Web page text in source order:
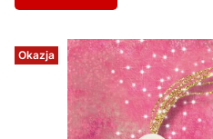
Okazja